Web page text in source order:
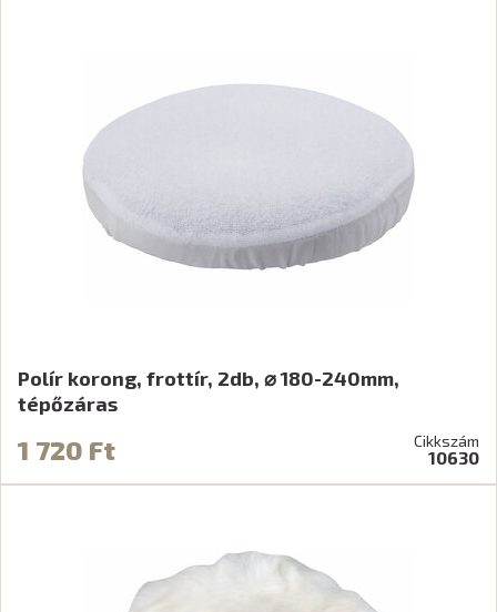
Polír korong, frottír, 2db, ⌀ 180-240mm,
tépőzáras
1 720 Ft Cikkszám
10630